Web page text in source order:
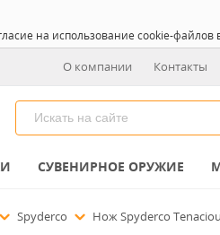
на использование cookie-файлов
О компании Контакты
СУВЕНИРНОЕ ОРУЖИЕ
Spyderco Нож Spyderco